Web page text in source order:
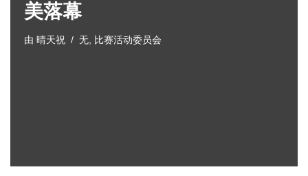
美落幕
由 晴天祝 无 比赛活动委员会